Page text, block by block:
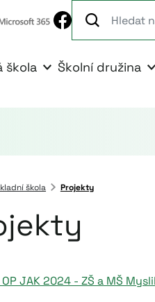
škola Školní družina
škola Projekty
JAK 2024 - ZŠ a MŠ